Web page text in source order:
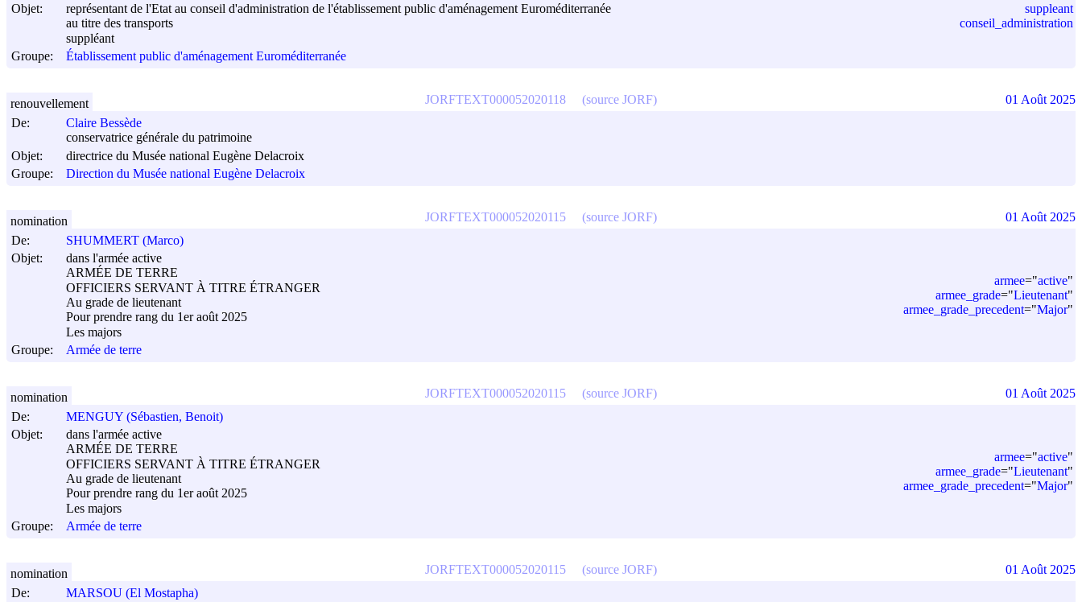
Objet:
représentant de l'Etat au conseil d'administration de l'établissement public d'aménagement Euroméditerranée
au titre des transports
suppléant
Groupe:
Établissement public d'aménagement Euroméditerranée
suppleant
conseil_administration
De:
Claire Bessède
conservatrice générale du patrimoine
Objet:
directrice du Musée national Eugène Delacroix
Groupe:
Direction du Musée national Eugène Delacroix
JORFTEXT000052020118 (source JORF)
renouvellement 01 Août 2025
De:
SHUMMERT (Marco)
Objet:
dans l'armée active
ARMÉE DE TERRE
OFFICIERS SERVANT À TITRE ÉTRANGER
Au grade de lieutenant
Pour prendre rang du 1er août 2025
Les majors
Groupe:
Armée de terre
armee="active"
armee_grade="Lieutenant"
armee_grade_precedent="Major"
JORFTEXT000052020115 (source JORF)
nomination 01 Août 2025
De:
MENGUY (Sébastien, Benoit)
Objet:
dans l'armée active
ARMÉE DE TERRE
OFFICIERS SERVANT À TITRE ÉTRANGER
Au grade de lieutenant
Pour prendre rang du 1er août 2025
Les majors
Groupe:
Armée de terre
armee="active"
armee_grade="Lieutenant"
armee_grade_precedent="Major"
JORFTEXT000052020115 (source JORF)
nomination 01 Août 2025
De:
MARSOU (El Mostapha)
JORFTEXT000052020115 (source JORF)
nomination 01 Août 2025